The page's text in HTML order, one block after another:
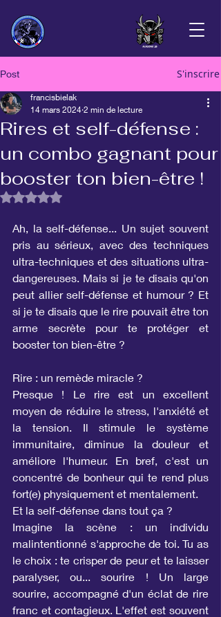
Post S'inscrire
Rires et self-défense :
un combo gagnant pour
booster ton bien-être !
francisbielak
14 mars 2024 2 min de lecture
Noté NaN étoiles sur 5.
Ah, la self-défense... Un sujet souvent
pris au sérieux, avec des techniques
ultra-techniques et des situations ultra-
dangereuses. Mais si je te disais qu'on
peut allier self-défense et humour ? Et
si je te disais que le rire pouvait être ton
arme secrète pour te protéger et
booster ton bien-être ?
Rire : un remède miracle ?
Presque ! Le rire est un excellent
moyen de réduire le stress, l'anxiété et
la tension. Il stimule le système
immunitaire, diminue la douleur et
améliore l'humeur. En bref, c'est un
concentré de bonheur qui te rend plus
fort(e) physiquement et mentalement.
Et la self-défense dans tout ça ?
Imagine la scène : un individu
malintentionné s'approche de toi. Tu as
le choix : te crisper de peur et te laisser
paralyser, ou... sourire ! Un large
sourire, accompagné d'un éclat de rire
franc et contagieux. L'effet est souvent